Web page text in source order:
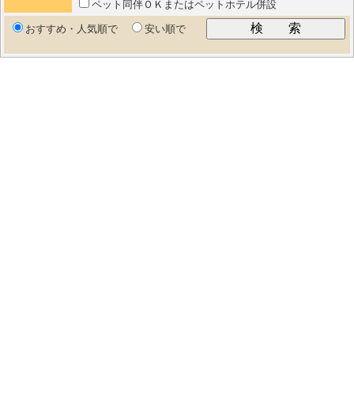
ペット同伴ＯＫまたはペットホテル併設
おすすめ・人気順で 安い順で